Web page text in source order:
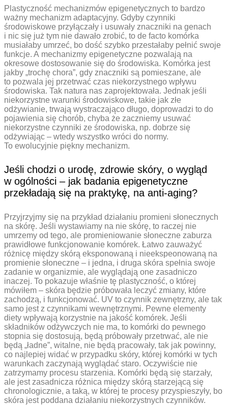
Plastyczność mechanizmów epigenetycznych to bardzo
ważny mechanizm adaptacyjny. Gdyby czynniki
środowiskowe przyłączały i usuwały znaczniki na genach
i nic się już tym nie dawało zrobić, to de facto komórka
musiałaby umrzeć, bo dość szybko przestałaby pełnić swoje
funkcje. A mechanizmy epigenetyczne pozwalają na
okresowe dostosowanie się do środowiska. Komórka jest
jakby „trochę chora”, gdy znaczniki są pomieszane, ale
to pozwala jej przetrwać czas niekorzystnego wpływu
środowiska. Tak natura nas zaprojektowała. Jednak jeśli
niekorzystne warunki środowiskowe, takie jak złe
odżywianie, trwają wystraczająco długo, doprowadzi to do
pojawienia się chorób, chyba że zaczniemy usuwać
niekorzystne czynniki ze środowiska, np. dobrze się
odżywiając – wtedy wszystko wróci do normy.
To ewolucyjnie piękny mechanizm.
Jeśli chodzi o urodę, zdrowie skóry, o wygląd
w ogólności – jak badania epigenetyczne
przekładają się na praktykę, na anti-aging?
Przyjrzyjmy się na przykład działaniu promieni słonecznych
na skórę. Jeśli wystawiamy na nie skórę, to raczej nie
umrzemy od tego, ale promieniowanie słoneczne zaburza
prawidłowe funkcjonowanie komórek. Łatwo zauważyć
różnicę między skórą eksponowaną i nieekspeonowaną na
promienie słoneczne – i jedna, i druga skóra spełnia swoje
zadanie w organizmie, ale wyglądają one zasadniczo
inaczej. To pokazuje właśnie tę plastyczność, o której
mówiłem – skóra będzie próbowała leczyć zmiany, które
zachodzą, i funkcjonować. UV to czynnik zewnętrzny, ale tak
samo jest z czynnikami wewnętrznymi. Pewne elementy
diety wpływają korzystnie na jakość komórek. Jeśli
składników odżywczych nie ma, to komórki do pewnego
stopnia się dostosują, będą próbowały przetrwać, ale nie
będą „ładne”, witalne, nie będą pracowały, tak jak powinny,
co najlepiej widać w przypadku skóry, której komórki w tych
warunkach zaczynają wyglądać staro. Oczywiście nie
zatrzymamy procesu starzenia. Komórki będą się starzały,
ale jest zasadnicza różnica między skórą starzejącą się
chronologicznie, a taką, w której te procesy przyspieszyły, bo
skóra jest poddana działaniu niekorzystnych czynników.